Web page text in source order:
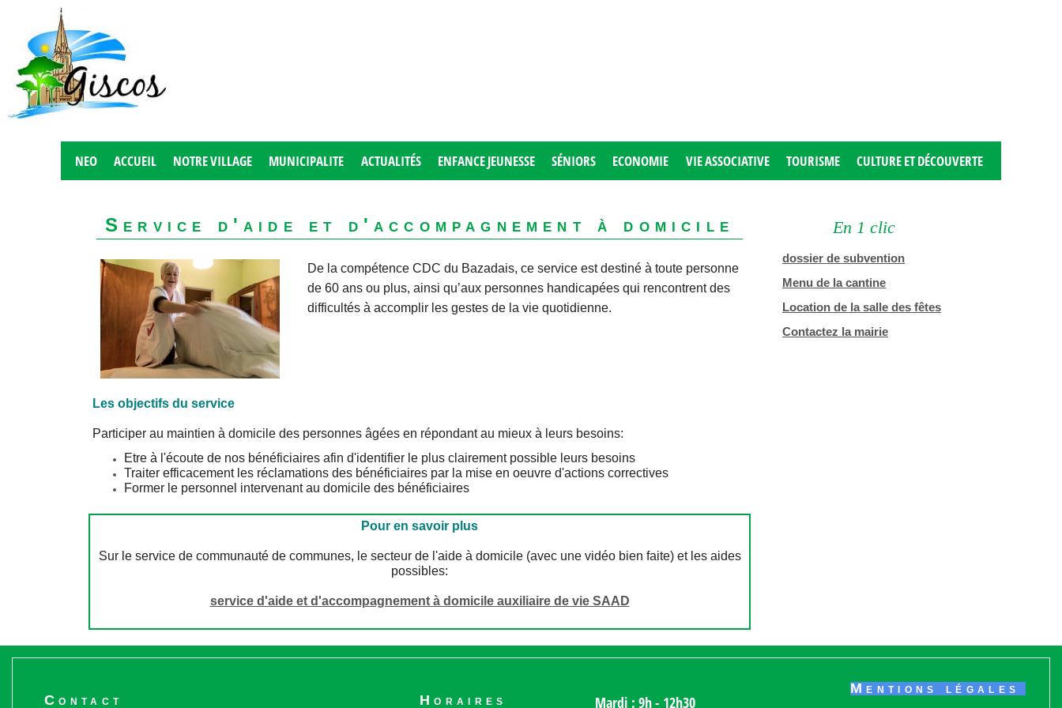
NEO ACCUEIL NOTRE VILLAGE MUNICIPALITE ACTUALITÉS ENFANCE JEUNESSE SÉNIORS ECONOMIE VIE ASSOCIATIVE TOURISME CULTURE ET DÉCOUVERTE
Service d'aide et d'accompagnement à domicile
De la compétence CDC du Bazadais, ce service est destiné à toute personne
de 60 ans ou plus, ainsi qu’aux personnes handicapées qui rencontrent des
difficultés à accomplir les gestes de la vie quotidienne.
Les objectifs du service
Participer au maintien à domicile des personnes âgées en répondant au mieux à leurs besoins:
Etre à l'écoute de nos bénéficiaires afin d'identifier le plus clairement possible leurs besoins
Traiter efficacement les réclamations des bénéficiaires par la mise en oeuvre d'actions correctives
Former le personnel intervenant au domicile des bénéficiaires
Pour en savoir plus
Sur le service de communauté de communes, le secteur de l'aide à domicile (avec une vidéo bien faite) et les aides
possibles:
service d'aide et d'accompagnement à domicile auxiliaire de vie SAAD
En 1 clic
dossier de subvention
Menu de la cantine
Location de la salle des fêtes
Contactez la mairie
Contact
Horaires
Mardi : 9h - 12h30
Mentions légales